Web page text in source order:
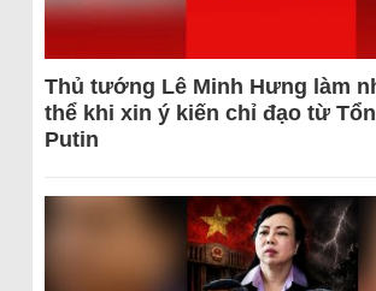
Thủ tướng Lê Minh Hưng làm
thể khi xin ý kiến chỉ đạo từ
Putin